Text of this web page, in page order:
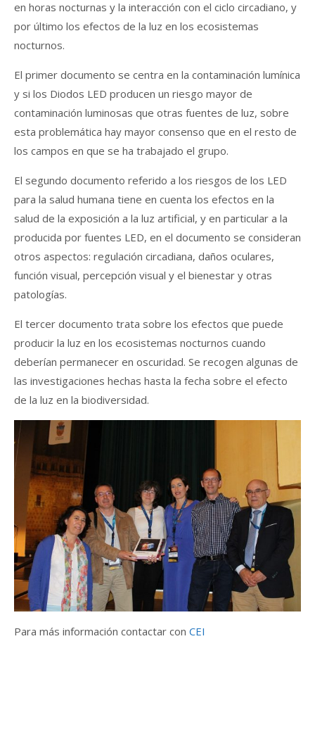
en horas nocturnas y la interacción con el ciclo circadiano, y
por último los efectos de la luz en los ecosistemas
nocturnos.
El primer documento se centra en la contaminación lumínica
y si los Diodos LED producen un riesgo mayor de
contaminación luminosas que otras fuentes de luz, sobre
esta problemática hay mayor consenso que en el resto de
los campos en que se ha trabajado el grupo.
El segundo documento referido a los riesgos de los LED
para la salud humana tiene en cuenta los efectos en la
salud de la exposición a la luz artificial, y en particular a la
producida por fuentes LED, en el documento se consideran
otros aspectos: regulación circadiana, daños oculares,
función visual, percepción visual y el bienestar y otras
patologías.
El tercer documento trata sobre los efectos que puede
producir la luz en los ecosistemas nocturnos cuando
deberían permanecer en oscuridad. Se recogen algunas de
las investigaciones hechas hasta la fecha sobre el efecto
de la luz en la biodiversidad.
Para más información contactar con CEI